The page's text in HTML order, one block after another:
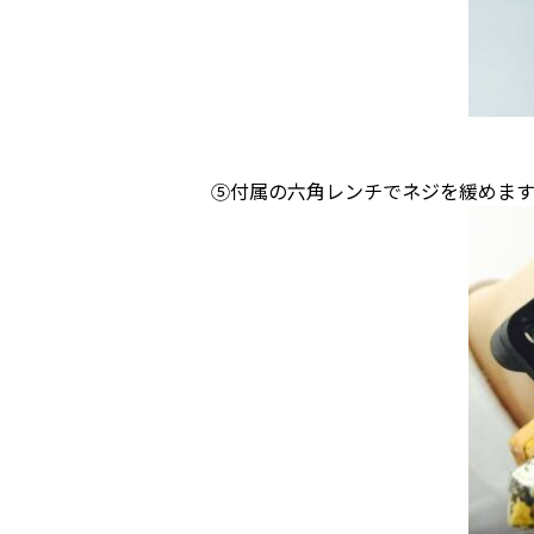
⑤付属の六角レンチでネジを緩めま